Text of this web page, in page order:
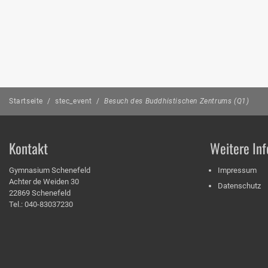
Startseite / stec_event / Besuch des Buddhistischen Zentrums (Q1)
Kontakt
Gymnasium Schenefeld
Achter de Weiden 30
22869 Schenefeld
Tel.: 040-83037230
Weitere
Impressum
Datenschutz